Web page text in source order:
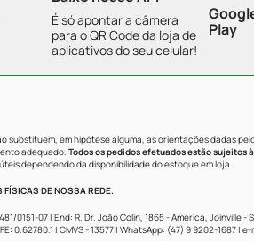
É só apontar a câmera
para o QR Code da loja de
aplicativos do seu celular!
Play
em hipótese alguma, as orientações dadas
adequado. Todos os pedidos efetuados estão
dependendo da disponibilidade do estoque em loja.
FÍSICAS DE NOSSA REDE.
0151-07 | End: R. Dr. João Colin, 1865 - América, Joinville -
0.62780.1 | CMVS - 13577 | WhatsApp: (47) 9 9202-1687 | e-